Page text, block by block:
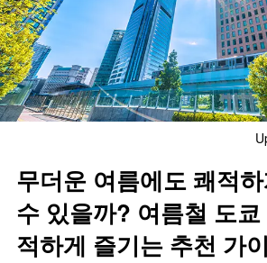
무더운 여름에도 쾌적
수 있을까? 여름철 도
적하게 즐기는 추천 가